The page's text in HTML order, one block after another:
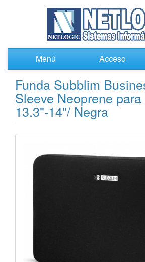
Menú Acceso
Funda Subblim
Sleeve Neoprene
13.3"-14"/ Negra